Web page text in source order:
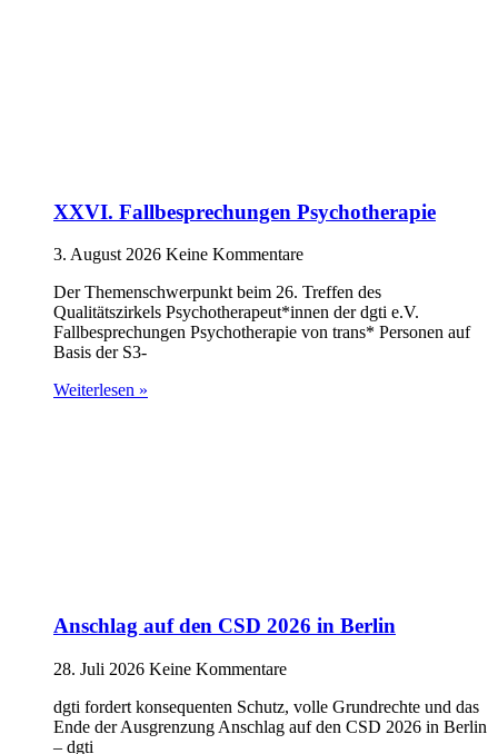
XXVI. Fallbesprechungen Psychotherapie
3. August 2026 Keine Kommentare
Der Themenschwerpunkt beim 26. Treffen des
Qualitätszirkels Psychotherapeut*innen der dgti e.V.
Fallbesprechungen Psychotherapie von trans* Personen auf
Basis der S3-
Weiterlesen »
Anschlag auf den CSD 2026 in Berlin
28. Juli 2026 Keine Kommentare
dgti fordert konsequenten Schutz, volle Grundrechte und das
Ende der Ausgrenzung Anschlag auf den CSD 2026 in Berlin
– dgti